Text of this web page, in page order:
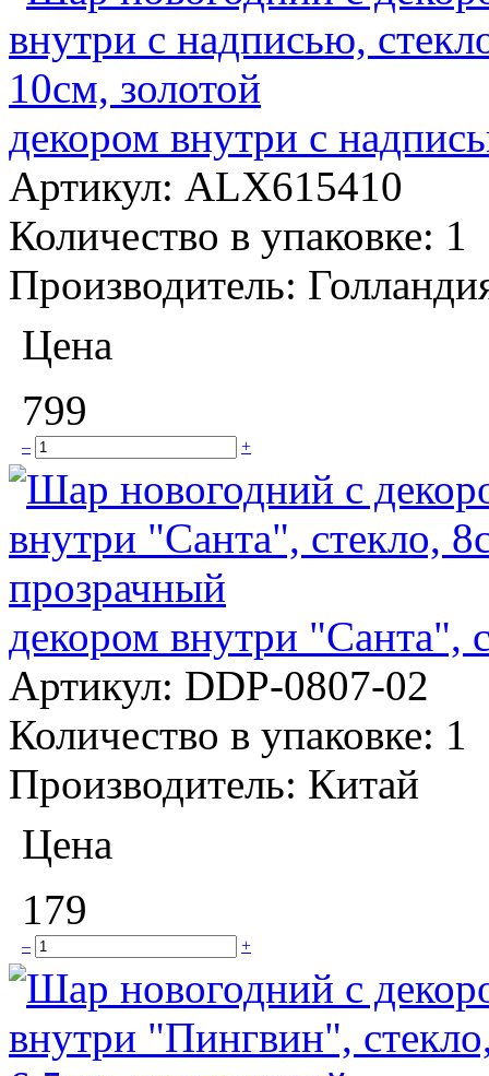
декором внутри с
Артикул: ALX615410
Количество в упаковке: 1
Производитель:
Цена
799
– +
декором внутри "Санта",
Артикул: DDP-0807-02
Количество в упаковке: 1
Производитель: Китай
Цена
179
– +